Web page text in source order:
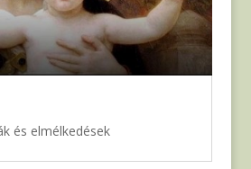
és elmélkedések